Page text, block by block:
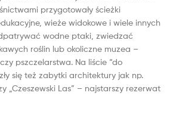
przygotowały ścieżki
wieże widokowe i wiele innych
wodne ptaki, zwiedzać
roślin lub okoliczne muzea –
pszczelarstwa. Na liście “do
się też zabytki architektury jak np.
„Czeszewski Las” – najstarszy rezerwat